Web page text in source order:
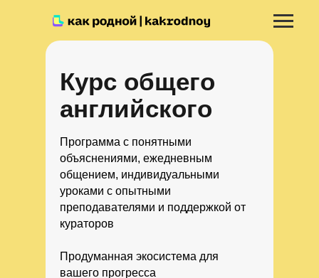
Курс общего
английского
Программа с понятными
объяснениями, ежедневным
общением, индивидуальными
уроками с опытными
преподавателями и поддержкой от
кураторов
Продуманная экосистема для
вашего прогресса